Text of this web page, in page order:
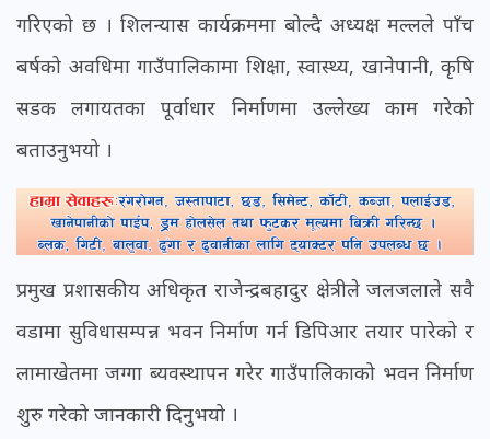
गरिएको छ । शिलन्यास कार्यक्रममा बोल्दै अध्यक्ष मल्लले पाँच
बर्षको अवधिमा गाउँपालिकामा शिक्षा, स्वास्थ्य, खानेपानी, कृषि
सडक लगायतका पूर्वाधार निर्माणमा उल्लेख्य काम गरेको
बताउनुभयो ।
प्रमुख प्रशासकीय अधिकृत राजेन्द्रबहादुर क्षेत्रीले जलजलाले सवै
वडामा सुविधासम्पन्न भवन निर्माण गर्न डिपिआर तयार पारेको र
लामाखेतमा जग्गा ब्यवस्थापन गरेर गाउँपालिकाको भवन निर्माण
शुरु गरेको जानकारी दिनुभयो ।